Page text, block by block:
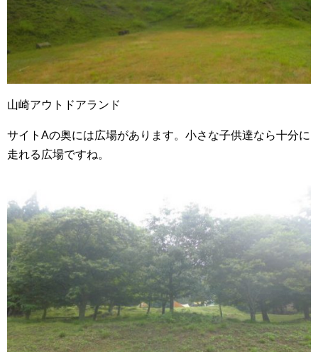
山崎アウトドアランド
サイトAの奥には広場があります。小さな子供達なら十分に
走れる広場ですね。